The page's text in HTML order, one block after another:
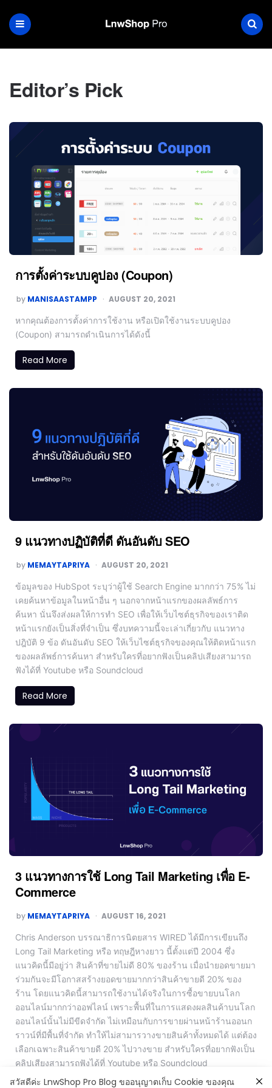
Editor’s Pick
การตั้งค่าระบบคูปอง (Coupon)
by MANISAASTAMPP AUGUST 20, 2021
หากคุณต้องการตั้งค่าการใช้งาน หรือเปิดใช้งานระบบคูปอง
(Coupon) สามารถดำเนินการได้ดังนี้
Read More
9 แนวทางปฏิบัติที่ดี ดันอันดับ SEO
by MEMAYTAPRIYA AUGUST 20, 2021
ข้อมูลของ HubSpot ระบุว่าผู้ใช้ Search Engine มากกว่า 75% ไม่
เคยค้นหาข้อมูลในหน้าอื่น ๆ นอกจากหน้าแรกของผลลัพธ์การ
ค้นหา นั่นจึงส่งผลให้การทำ SEO เพื่อให้เว็บไซต์ธุรกิจของเราติด
หน้าแรกยังเป็นสิ่งที่จำเป็น ซึ่งบทความนี้จะเล่าเกี่ยวกับ แนวทาง
ปฎิบัติ 9 ข้อ ดันอันดับ SEO ให้เว็บไซต์ธุรกิจของคุณให้ติดหน้าแรก
ของผลลัพธ์การค้นหา สำหรับใครที่อยากฟังเป็นคลิปเสียงสามารถ
ฟังได้ที่ Youtube หรือ Soundcloud
Read More
3 แนวทางการใช้ Long Tail Marketing เพื่อ E-
Commerce
by MEMAYTAPRIYA AUGUST 16, 2021
Chris Anderson บรรณาธิการนิตยสาร WIRED ได้มีการเขียนถึง
Long Tail Marketing หรือ ทฤษฎีหางยาว นี้ตั้งแต่ปี 2004 ซึ่ง
แนวคิดนี้มีอยู่ว่า สินค้าที่ขายไม่ดี 80% ของร้าน เมื่อนำยอดขายมา
ร่วมกันจะมีโอกาสสร้างยอดขายมากกว่าสินค้าขายดี 20% ของ
ร้าน โดยแนวคิดนี้สามารถใช้งานได้จริงในการซื้อขายบนโลก
ออนไลน์มากกว่าออฟไลน์ เพราะพื้นที่ในการแสดงผลสินค้าบนโลก
ออนไลน์นั้นไม่มีขีดจำกัด ไม่เหมือนกับการขายผ่านหน้าร้านออนก
ราวน์ที่มีพื้นที่จำกัด ทำให้ไม่สามารวางขายสินค้าทั้งหมดได้ แต่ต้อง
เลือกเฉพาะสินค้าขายดี 20% ไปวางขาย สำหรับใครที่อยากฟังเป็น
คลิปเสียงสามารถฟังได้ที่ Youtube หรือ Soundcloud
สวัสดีค่ะ LnwShop Pro Blog ขออนุญาตเก็บ Cookie ของคุณ